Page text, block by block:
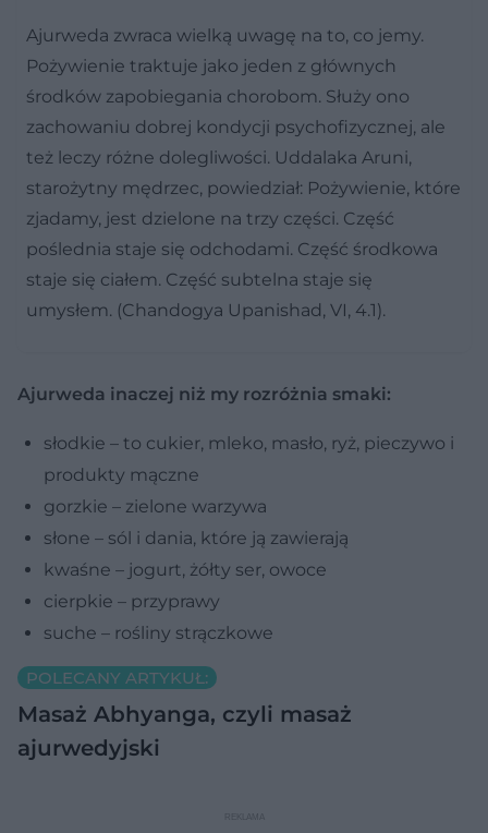
Ajurweda zwraca wielką uwagę na to, co jemy.
Pożywienie traktuje jako jeden z głównych
środków zapobiegania chorobom. Służy ono
zachowaniu dobrej kondycji psychofizycznej, ale
też leczy różne dolegliwości. Uddalaka Aruni,
starożytny mędrzec, powiedział: Pożywienie, które
zjadamy, jest dzielone na trzy części. Część
poślednia staje się odchodami. Część środkowa
staje się ciałem. Część subtelna staje się
umysłem. (Chandogya Upanishad, VI, 4.1).
Ajurweda inaczej niż my rozróżnia smaki:
słodkie – to cukier, mleko, masło, ryż, pieczywo i
produkty mączne
gorzkie – zielone warzywa
słone – sól i dania, które ją zawierają
kwaśne – jogurt, żółty ser, owoce
cierpkie – przyprawy
suche – rośliny strączkowe
POLECANY ARTYKUŁ:
Masaż Abhyanga, czyli masaż
ajurwedyjski